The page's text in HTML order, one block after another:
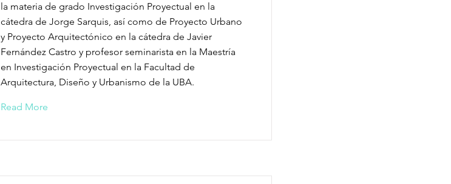
la materia de grado Investigación Proyectual en la
cátedra de Jorge Sarquis, así como de Proyecto Urbano
y Proyecto Arquitectónico en la cátedra de Javier
Fernández Castro y profesor seminarista en la Maestría
en Investigación Proyectual en la Facultad de
Arquitectura, Diseño y Urbanismo de la UBA.
Read More